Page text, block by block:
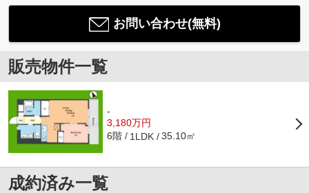
お問い合わせ(無料)
販売物件一覧
-
3,180万円
6階 1LDK 35.10㎡
成約済み一覧